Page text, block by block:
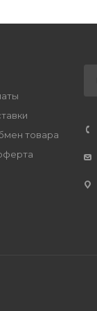
товара